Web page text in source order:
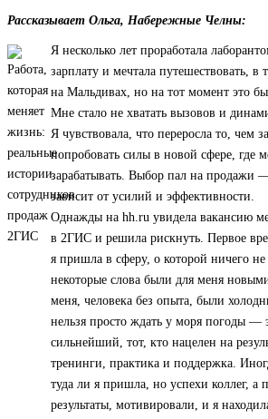
Рассказывает Ольга, Набережные Челны:
Я несколько лет проработала
зарплату и мечтала путешествовать, в
на Мальдивах, но на тот момент это
Мне стало не хватать вызовов и
Я чувствовала, что переросла то, чем
попробовать силы в новой сфере, где
зарабатывать. Выбор пал на продажи
зависит от усилий и эффективности.
Однажды на hh.ru увидела вакансию
в 2ГИС и решила рискнуть. Первое
я пришла в сферу, о которой ничего
некоторые слова были для меня
меня, человека без опыта, были
нельзя просто ждать у моря погоды —
сильнейший, тот, кто нацелен на
тренинги, практика и поддержка.
туда ли я пришла, но успехи коллег, а
результаты, мотивировали, и я